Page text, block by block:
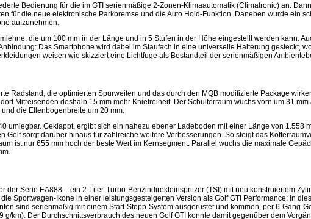
Bedienung für die im GTI serienmäßige 2-Zonen-Klimaautomatik (Climatronic) an.
für die neue elektronische Parkbremse und die Auto Hold-Funktion. Daneben wurde ein
aufzunehmen.
die um 100 mm in der Länge und in 5 Stufen in der Höhe eingestellt werden kann.
Das Smartphone wird dabei im Staufach in eine universelle Halterung gesteckt,
weisen wie skizziert eine Lichtfuge als Bestandteil der serienmäßigen
Radstand, die optimierten Spurweiten und das durch den MQB modifizierte Package
Mitreisenden deshalb 15 mm mehr Kniefreiheit. Der Schulterraum wuchs vorn um 31
die Ellenbogenbreite um 20 mm.
umlegbar. Geklappt, ergibt sich ein nahezu ebener Ladeboden mit einer Länge von 1.558
Golf sorgt darüber hinaus für zahlreiche weitere Verbesserungen. So steigt das
ist nur 655 mm hoch der beste Wert im Kernsegment. Parallel wuchs die maximale
der Serie EA888 – ein 2-Liter-Turbo-Benzindirekteinspritzer (TSI) mit neu konstruiertem
Sportwagen-Ikone in einer leistungsgesteigerten Version als Golf GTI Performance; in
sind serienmäßig mit einem Start-Stopp-System ausgerüstet und kommen, per 6-Gang-
g/km). Der Durchschnittsverbrauch des neuen Golf GTI konnte damit gegenüber dem